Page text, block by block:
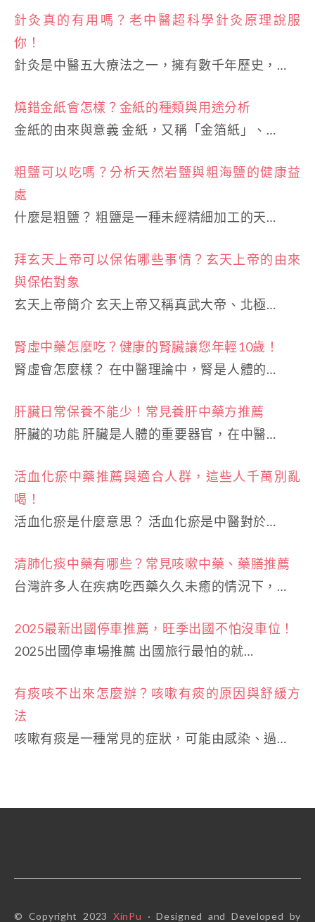
針灸真的有用嗎？老中醫超科學針灸原理說服
你！
針灸是中醫五大療法之一，擁有數千年歷史，…
燒錯金紙會怎樣？金紙的種類與用途分析
金紙的由來與意義 金紙，又稱「金箔紙」、…
粗鹽可以吃嗎？分析天然岩鹽與粗海鹽的健康益
處
什麼是粗鹽？ 粗鹽是一種未經精細加工的天…
拜玄天上帝可以保佑哪些事情？玄天上帝的由來
與保佑對象
玄天上帝簡介 玄天上帝又稱真武大帝、北極…
腎虛中藥怎麼吃？健康的腎臟讓您年輕10歲！
腎虛會怎麼樣？ 在中醫理論中，腎是人體的…
肝臟日常保養不能少！常見養肝中藥方推薦
肝臟的功能 肝臟是人體的重要器官，在中醫…
活血化瘀中藥推薦與適合人群，這些人千萬別亂
喝！
活血化瘀是什麼意思？ 活血化瘀是中醫對於…
清肺化痰中藥有哪些？常見咳嗽中藥、藥膳推薦
台灣許多人在疾病吃西藥久久未癒的情況下，…
2025最新出國停車推薦，旺季出國不怕沒車位！
2025出國停車場推薦 出國旅行最怕的就…
有痰咳不出來怎麼辦？咳嗽有痰的原因與舒緩方
法
咳嗽有痰是一種常見的症狀，可能由感染、過…
© Copyright 2023XinPu · Designed and Developed by